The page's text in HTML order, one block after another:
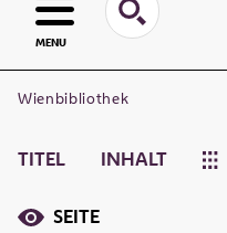
MENU
Wienbibliothek
TITEL INHALT
SEITE